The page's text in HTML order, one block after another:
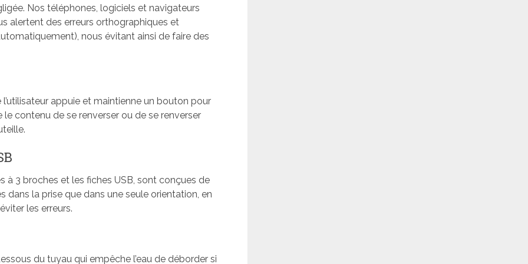
Nos téléphones, logiciels et navigateurs
alertent des erreurs orthographiques et
nous évitant ainsi de faire des
appuie et maintienne un bouton pour
contenu de se renverser ou de se renverser
à 3 broches et les fiches USB, sont conçues de
dans la prise que dans une seule orientation, en
les erreurs.
du tuyau qui empêche l’eau de déborder si